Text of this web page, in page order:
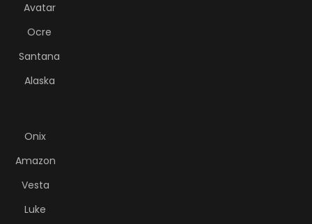
Avatar
Ocre
Santana
Alaska
Onix
Amazon
Vesta
Luke